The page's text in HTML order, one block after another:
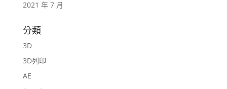
2021 年 7 月
分類
3D
3D列印
AE